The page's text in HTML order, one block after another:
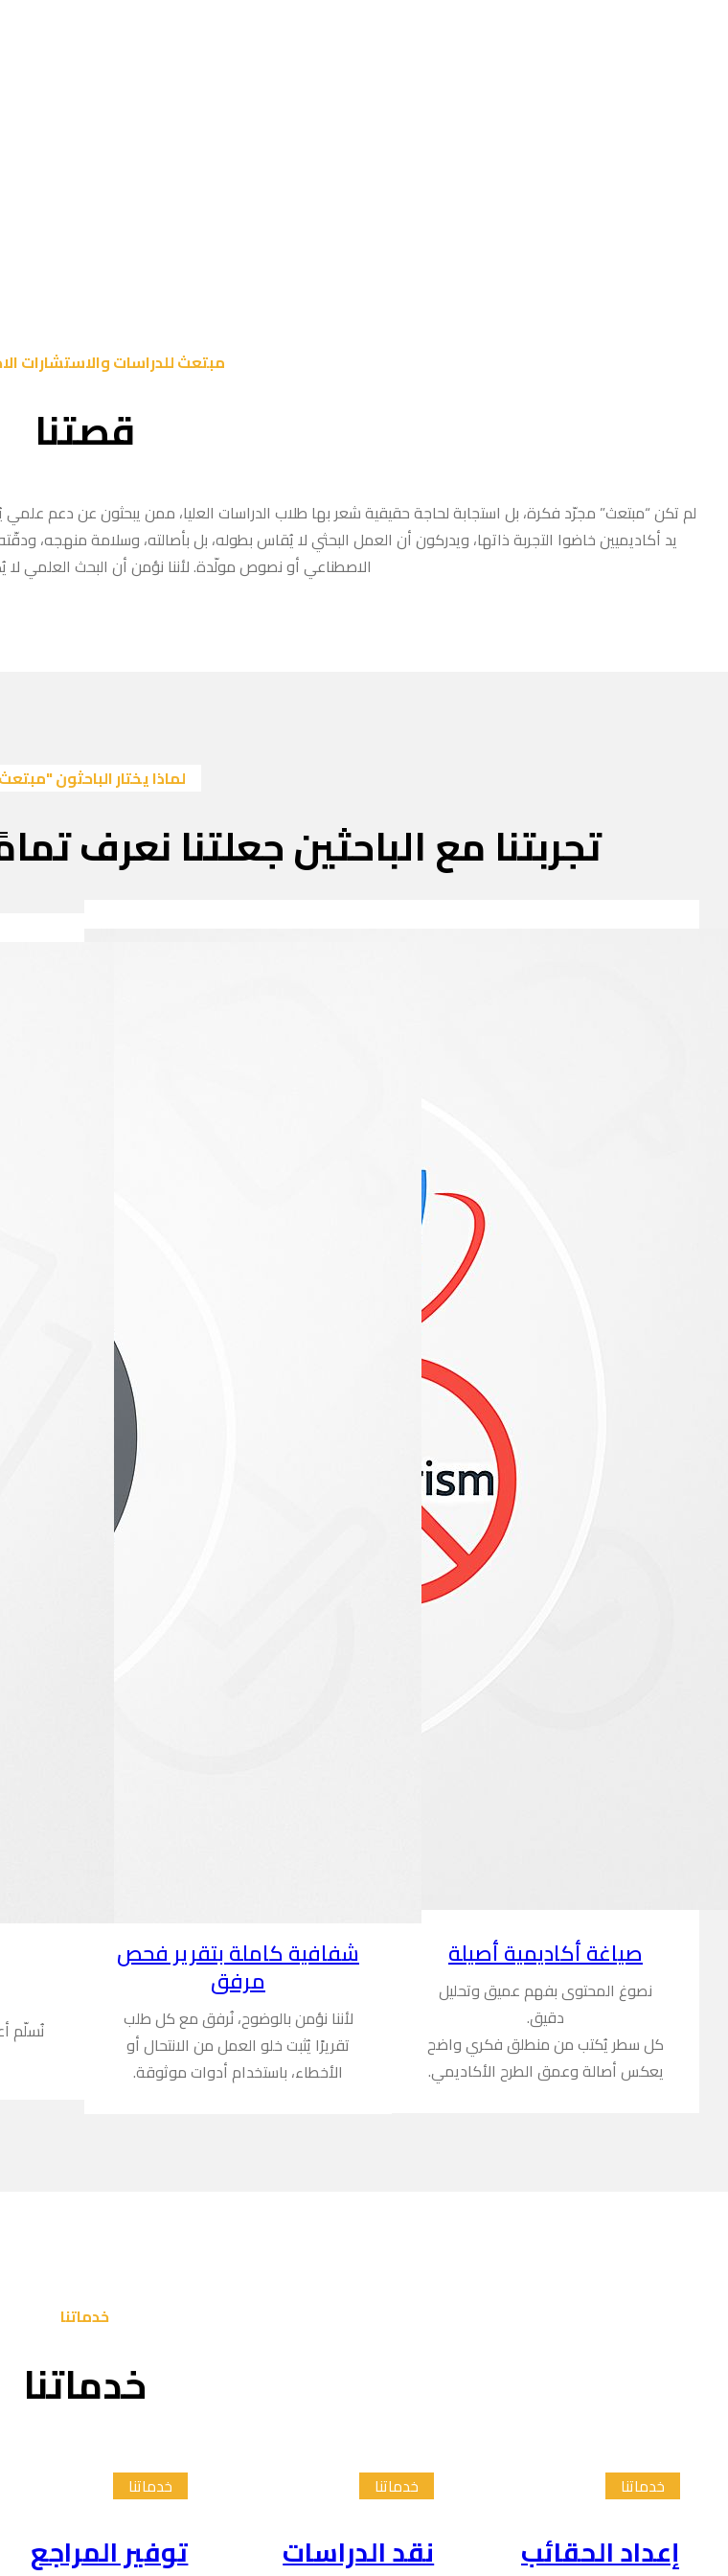
مبتعث للدراسات والاستشارات
قصتنا
لم تكن “مبتعث” مجرّد فكرة، بل استجابة لحاجة حقيقية شعر بها طلاب الدراسات العليا، ممن يبحثون عن دعم
يد أكاديميين خاضوا التجربة ذاتها، ويدركون أن العمل البحثي لا يُقاس بطوله، بل بأصالته، وسلامة
الاصطناعي أو نصوص مولّدة. لأننا نؤمن أن البحث العلمي لا
لماذا يختار الباحثون
تجربتنا مع الباحثين جعلتنا نعرف
صياغة أكاديمية أصيلة
نصوغ المحتوى بفهم عميق وتحليل
دقيق.
كل سطر يُكتب من منطلق فكري واضح
يعكس أصالة وعمق الطرح الأكاديمي.
شفافية كاملة بتقرير فحص
مرفق
لأننا نؤمن بالوضوح، نُرفق مع كل طلب
تقريرًا يُثبت خلو العمل من الانتحال أو
الأخطاء، باستخدام أدوات موثوقة.
نُسلّم
خدماتنا
خدماتنا
خدماتنا
إعداد الحقائب
خدماتنا
نقد الدراسات
خدماتنا
توفير المراجع